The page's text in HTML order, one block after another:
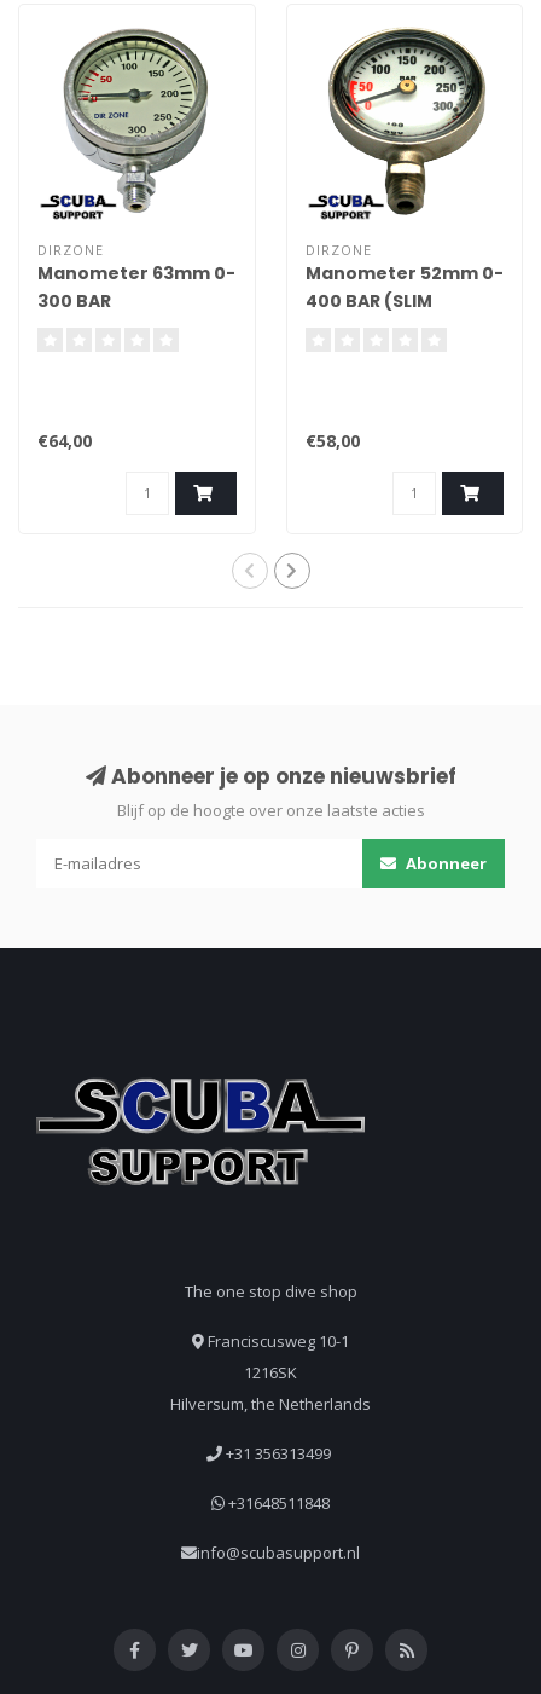
DIRZONE
Manometer 63mm 0-
300 BAR
€64,00
DIRZONE
Manometer 52mm 0-
400 BAR (SLIM
€58,00
Abonneer je op onze nieuwsbrief
Blijf op de hoogte over onze laatste acties
Abonneer
The one stop dive shop
Franciscusweg 10-1
1216SK
Hilversum, the Netherlands
+31 356313499
+31648511848
info@scubasupport.nl